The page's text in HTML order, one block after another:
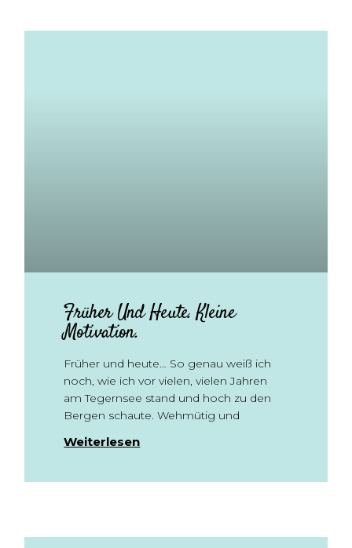
Früher Und Heute. Kleine
Motivation.
Früher und heute… So genau weiß ich
noch, wie ich vor vielen, vielen Jahren
am Tegernsee stand und hoch zu den
Bergen schaute. Wehmütig und
Weiterlesen